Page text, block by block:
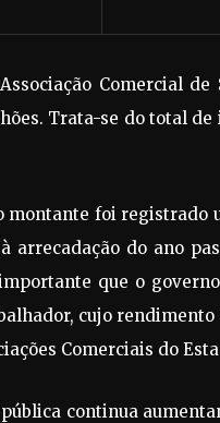
Comercial
Trata-se do total
montante foi
arrecadação do ano
que o
cujo rendimento
Comerciais do
continua